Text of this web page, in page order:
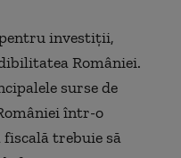
pentru investiții,
României.
surse de
într-o
trebuie să